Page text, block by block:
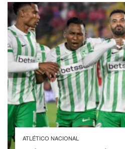
ATLÉTICO NACIONAL